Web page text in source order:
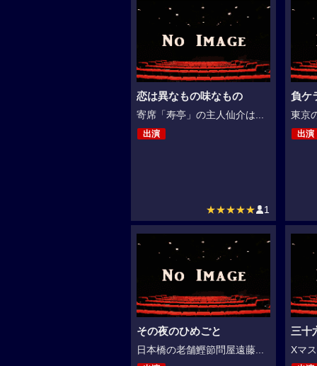
恋は異なもの味なもの
寄席「寿亭」の主人仙介は...
出演
★★★★★ 1
負ケ
東京
出演
その夜のひめごと
日本橋の老舗鰹節問屋遠藤...
三十
Xマ